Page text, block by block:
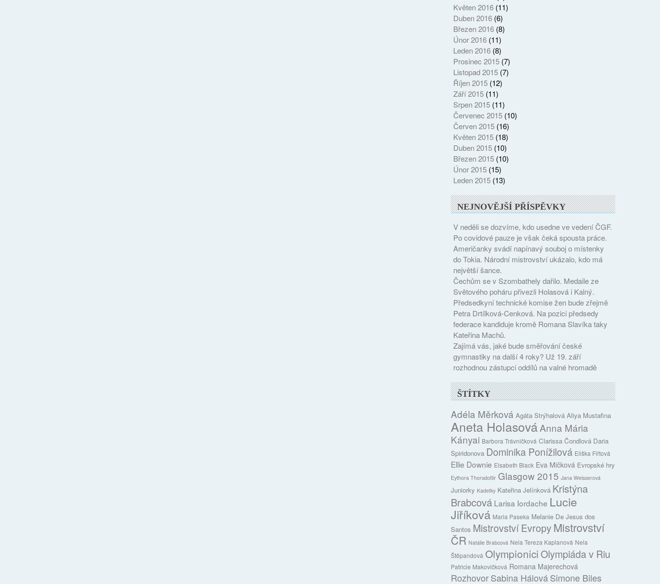
Květen 2016(11)
Duben 2016(6)
Březen 2016(8)
Únor 2016(11)
Leden 2016(8)
Prosinec 2015(7)
Listopad 2015(7)
Říjen 2015(12)
Září 2015(11)
Srpen 2015(11)
Červenec 2015(10)
Červen 2015(16)
Květen 2015(18)
Duben 2015(10)
Březen 2015(10)
Únor 2015(15)
Leden 2015(13)
NEJNOVĚJŠÍ PŘÍSPĚVKY
V neděli se dozvíme, kdo usedne ve vedení ČGF.
Po covidové pauze je však čeká spousta práce.
Američanky svádí napínavý souboj o místenky
do Tokia. Národní mistrovství ukázalo, kdo má
největší šance.
Čechům se v Szombathely dařilo. Medaile ze
Světového poháru přivezli Holasová i Kalný.
Předsedkyní technické komise žen bude zřejmě
Petra Drtílková-Cenková. Na pozici předsedy
federace kandiduje kromě Romana Slavíka taky
Kateřina Machů.
Zajímá vás, jaké bude směřování české
gymnastiky na další 4 roky? Už 19. září
rozhodnou zástupci oddílů na valné hromadě
ŠTÍTKY
Adéla Měrková Agáta Strýhalová Aliya Mustafina
Aneta HolasováAnna Mária
Kányai Barbora Trávničková Clarissa Čondlová Daria
Spiridonova Dominika Ponížilová Eliška Fiřtová
Ellie Downie Elsabeth Black Eva Mičková Evropské hry
Eythora Thorsdottir Glasgow 2015 Jana Weisserová
Juniorky Kadetky Kateřina Jelínková Kristýna
Brabcová Larisa Iordache Lucie
Jiříková Maria Paseka Melanie De Jesus dos
Santos Mistrovství Evropy Mistrovství
ČR Natálie Brabcová Nela Tereza Kaplanová Nela
Štěpandová OlympioniciOlympiáda v Riu
Patricie Makovičková Romana Majerechová
RozhovorSabina HálováSimone Biles